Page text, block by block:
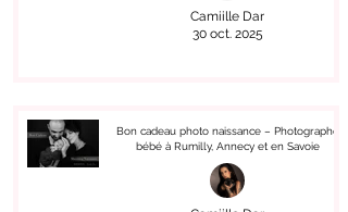
Camiille Dar
30 oct. 2025
Bon cadeau photo naissance – Photographe
bébé à Rumilly, Annecy et en Savoie